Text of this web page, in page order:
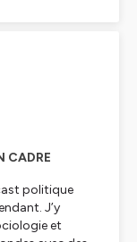
CADRE
politique
J’y
et